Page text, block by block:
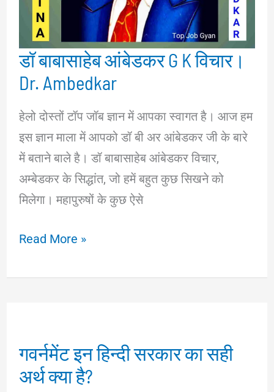
Kaise
Kare?
डॉ बाबासाहेब आंबेडकर G K विचार।
Dr. Ambedkar
हेलो दोस्तों टॉप जॉब ज्ञान में आपका स्वागत है। आज हम
इस ज्ञान माला में आपको डॉ बी अर आंबेडकर जी के बारे
में बताने बाले है। डॉ बाबासाहेब आंबेडकर विचार,
अम्बेडकर के सिद्धांत, जो हमें बहुत कुछ सिखने को
मिलेगा। महापुरुषों के कुछ ऐसे
डॉ
आंबेडकर
विचार।
Dr.
Ambedkar
Read More »
गवर्नमेंट इन हिन्दी सरकार का सही
अर्थ क्या है?